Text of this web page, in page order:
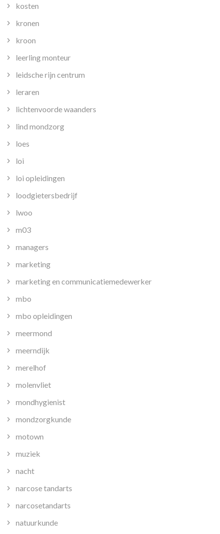
kosten
kronen
kroon
leerling monteur
leidsche rijn centrum
leraren
lichtenvoorde waanders
lind mondzorg
loes
loi
loi opleidingen
loodgietersbedrijf
lwoo
m03
managers
marketing
marketing en communicatiemedewerker
mbo
mbo opleidingen
meermond
meerndijk
merelhof
molenvliet
mondhygienist
mondzorgkunde
motown
muziek
nacht
narcose tandarts
narcosetandarts
natuurkunde